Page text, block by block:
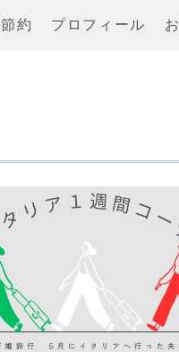
節約 プロフィール